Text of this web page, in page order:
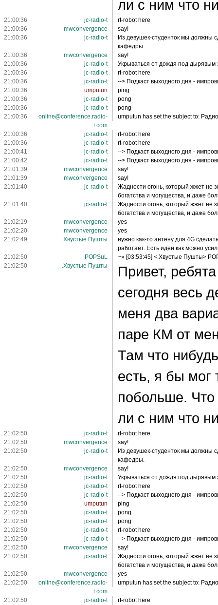
ли с ним что
21:00:36 jc-radio-t
rt-robot here
21:00:36
mwconvergence
say!
21:00:36
jc-radio-t
Из девушек-студенток мы должны
кафедры.
21:00:36
mwconvergence
say!
21:00:36
jc-radio-t
Укрываться от дождя под дырявым
21:00:36
jc-radio-t
rt-robot here
21:00:36
jc-radio-t
--> Подкаст выходного дня -
21:00:36
umputun
ping
21:00:36
jc-radio-t
pong
21:00:36
jc-radio-t
pong
21:00:36
online@conference.radio-
t.com
umputun has set the subject to:
21:00:36 jc-radio-t
rt-robot here
21:00:36
jc-radio-t
rt-robot here
21:00:41
jc-radio-t
--> Подкаст выходного дня -
21:00:42
jc-radio-t
--> Подкаст выходного дня -
21:01:39
mwconvergence
say!
21:01:39
mwconvergence
say!
21:01:40
jc-radio-t
Жадности огонь, который жжет не
богатства и могущества, и даже
21:01:40
jc-radio-t
Жадности огонь, который жжет не
богатства и могущества, и даже
21:02:19
mwconvergence
yes
21:02:20
mwconvergence
yes
21:02:49
.Хвустые Пушты
нужно как-то антену для 4G
работает. Есть идеи как можно
21:02:50
POPSuL
~» [03:53:45] <.Хвустые Пушты>
21:02:50
.Хвустые Пушты
Привет,
сегодня весь
меня два
паре КМ от
Там что
есть, я бы мог
побольше.
ли с ним что
21:02:50 jc-radio-t
rt-robot here
21:02:50
mwconvergence
say!
21:02:50
jc-radio-t
Из девушек-студенток мы должны
кафедры.
21:02:50
mwconvergence
say!
21:02:50
jc-radio-t
Укрываться от дождя под дырявым
21:02:50
jc-radio-t
rt-robot here
21:02:50
jc-radio-t
--> Подкаст выходного дня -
21:02:50
umputun
ping
21:02:50
jc-radio-t
pong
21:02:50
jc-radio-t
pong
21:02:50
jc-radio-t
rt-robot here
21:02:50
jc-radio-t
--> Подкаст выходного дня -
21:02:50
mwconvergence
say!
21:02:50
jc-radio-t
Жадности огонь, который жжет не
богатства и могущества, и даже
21:02:50
mwconvergence
yes
21:02:50
online@conference.radio-
t.com
umputun has set the subject to:
21:02:50 jc-radio-t
rt-robot here